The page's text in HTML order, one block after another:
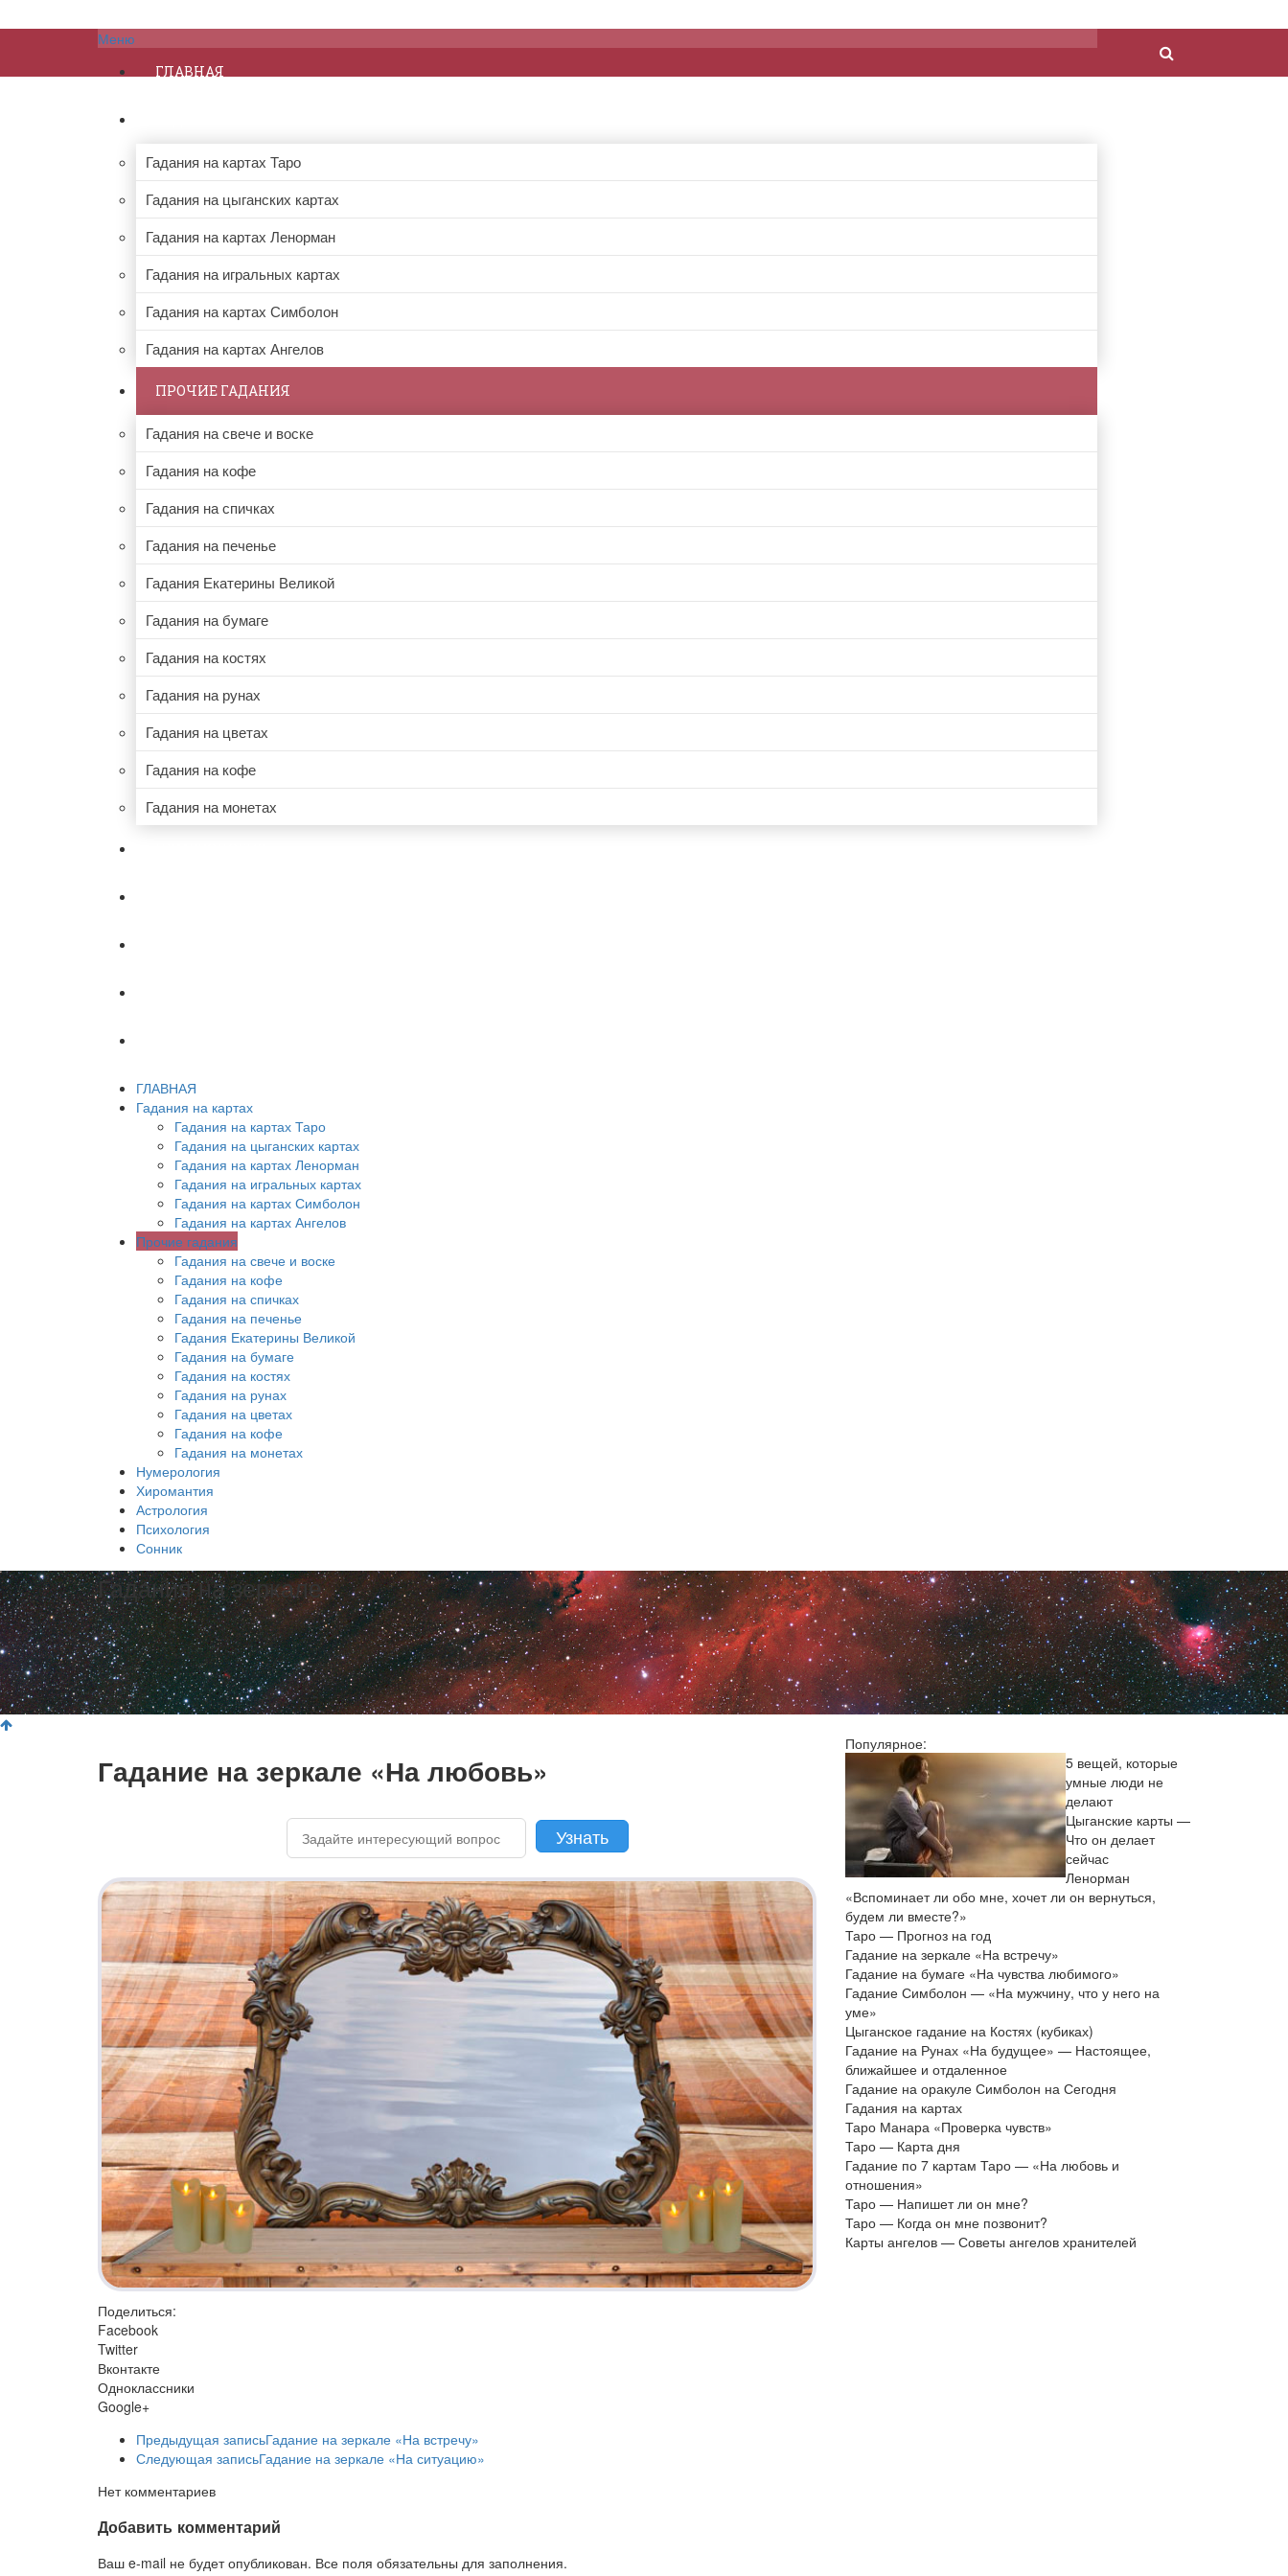
Меню
ГЛАВНАЯ
Гадания на картах Таро
Гадания на цыганских картах
Гадания на картах Ленорман
Гадания на игральных картах
Гадания на картах Симболон
Гадания на картах Ангелов
ПРОЧИЕ ГАДАНИЯ
Гадания на свече и воске
Гадания на кофе
Гадания на спичках
Гадания на печенье
Гадания Екатерины Великой
Гадания на бумаге
Гадания на костях
Гадания на рунах
Гадания на цветах
Гадания на кофе
Гадания на монетах
ГЛАВНАЯ
Гадания на картах
Гадания на картах Таро
Гадания на цыганских картах
Гадания на картах Ленорман
Гадания на игральных картах
Гадания на картах Симболон
Гадания на картах Ангелов
Прочие гадания
Гадания на свече и воске
Гадания на кофе
Гадания на спичках
Гадания на печенье
Гадания Екатерины Великой
Гадания на бумаге
Гадания на костях
Гадания на рунах
Гадания на цветах
Гадания на кофе
Гадания на монетах
Нумерология
Хиромантия
Астрология
Психология
Сонник
Гадания на зеркале
Гадание на зеркале «На любовь»
Поделиться:
Facebook
Twitter
Вконтакте
Одноклассники
Google+
Предыдущая записьГадание на зеркале «На встречу»
Следующая записьГадание на зеркале «На ситуацию»
Нет комментариев
Добавить комментарий
Ваш e-mail не будет опубликован. Все поля обязательны для заполнения.
Популярное:
5 вещей, которые
умные люди не
делают
Цыганские карты —
Что он делает
сейчас
Ленорман
«Вспоминает ли обо мне, хочет ли он вернуться,
будем ли вместе?»
Таро — Прогноз на год
Гадание на зеркале «На встречу»
Гадание на бумаге «На чувства любимого»
Гадание Симболон — «На мужчину, что у него на
уме»
Цыганское гадание на Костях (кубиках)
Гадание на Рунах «На будущее» — Настоящее,
ближайшее и отдаленное
Гадание на оракуле Симболон на Сегодня
Гадания на картах
Таро Манара «Проверка чувств»
Таро — Карта дня
Гадание по 7 картам Таро — «На любовь и
отношения»
Таро — Напишет ли он мне?
Таро — Когда он мне позвонит?
Карты ангелов — Советы ангелов хранителей